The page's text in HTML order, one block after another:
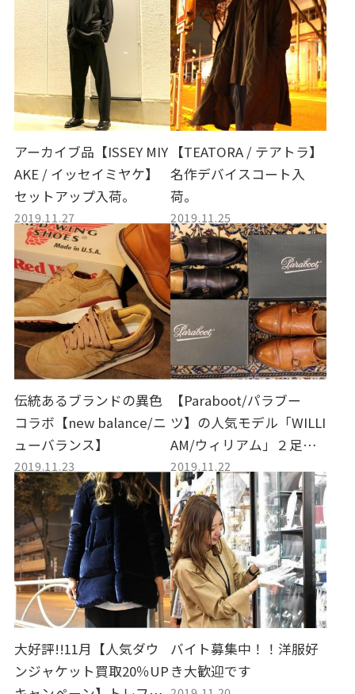
アーカイブ品【ISSEY MIY
AKE / イッセイミヤケ】
セットアップ入荷。
2019.11.27
【TEATORA / テアトラ】
名作デバイスコート入
荷。
2019.11.25
伝統あるブランドの異色
コラボ【new balance/ニ
ューバランス】
2019.11.23
【Paraboot/パラブー
ツ】の人気モデル「WILLI
AM/ウィリアム」２足同
時入荷。
2019.11.22
大好評!!11月【人気ダウ
ンジャケット買取20％UP
バイト募集中！！洋服好
き大歓迎です